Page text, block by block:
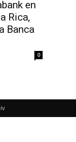
en
Rica,
Banca
0